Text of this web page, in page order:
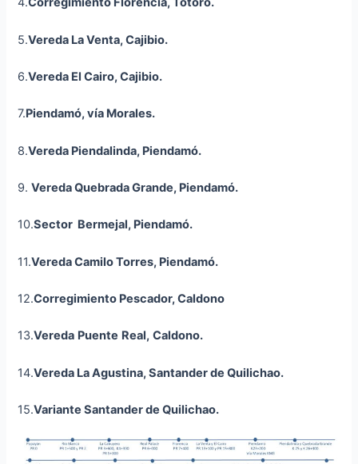
5.Vereda La Venta,Cajibio.
6.Vereda El Cairo,Cajibio.
7.Piendamó, vía Morales.
8.Vereda Piendalinda, Piendamó.
9.Vereda Quebrada Grande, Piendamó.
10.Sector Bermejal, Piendamó.
11.Vereda Camilo Torres, Piendamó.
12.Corregimiento Pescador,Caldono
13.Vereda Puente Real, Caldono.
14.Vereda La Agustina, Santander de Quilichao.
15.Variante Santander de Quilichao.